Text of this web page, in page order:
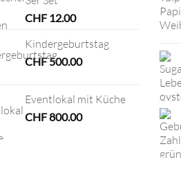
CHF12.00
Kindergeburtstag
CHF500.00
Eventlokal mit Küche
CHF800.00